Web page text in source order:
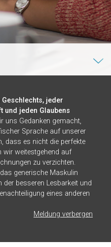
jeder
und jeden Glaubens
uns Gedanken gemacht,
Sprache auf unserer
dass es nicht die perfekte
wir weitestgehend auf
zu verzichten.
generische Maskulin
der besseren Lesbarkeit und
eines anderen
Meldung verbergen